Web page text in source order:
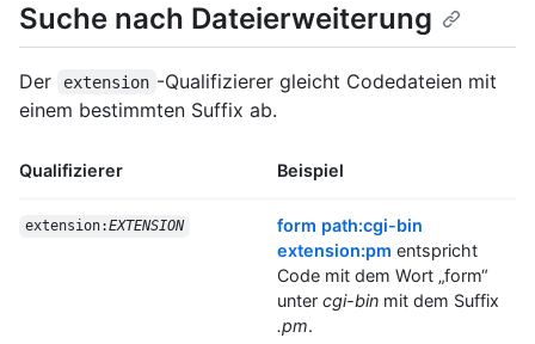
Suche nach Dateierweiterung
Der extension -Qualifizierer gleicht Codedateien mit
einem bestimmten Suffix ab.
Qualifizierer Beispiel
extension:EXTENSION
form path:cgi-bin
extension:pm entspricht
Code mit dem Wort „form“
unter cgi-bin mit dem Suffix
.pm.